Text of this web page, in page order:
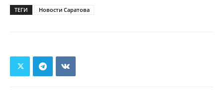
ТЕГИ Новости Саратова